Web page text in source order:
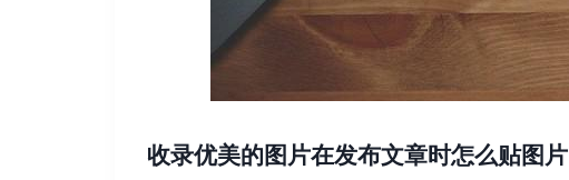
收录优美的图片在发布文章时怎么贴图片